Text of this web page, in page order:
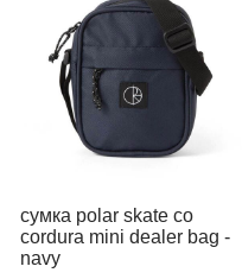
сумка polar skate co
cordura mini dealer bag -
navy